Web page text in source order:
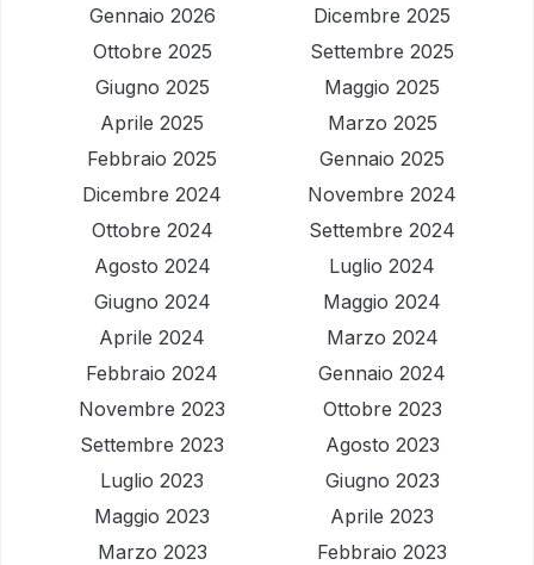
Gennaio 2026
Dicembre 2025
Ottobre 2025
Settembre 2025
Giugno 2025
Maggio 2025
Aprile 2025
Marzo 2025
Febbraio 2025
Gennaio 2025
Dicembre 2024
Novembre 2024
Ottobre 2024
Settembre 2024
Agosto 2024
Luglio 2024
Giugno 2024
Maggio 2024
Aprile 2024
Marzo 2024
Febbraio 2024
Gennaio 2024
Novembre 2023
Ottobre 2023
Settembre 2023
Agosto 2023
Luglio 2023
Giugno 2023
Maggio 2023
Aprile 2023
Marzo 2023
Febbraio 2023